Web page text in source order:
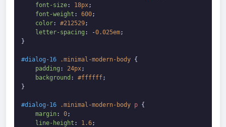
font-size: 18px;
font-weight : 600;
color: #212529;
letter-spacing : -0.025em;
}
#dialog-16 .minimal-modern-body {
padding : 24px;
background : #ffffff;
}
#dialog-16 .minimal-modern-body p {
margin: 0;
line-height : 1.6;